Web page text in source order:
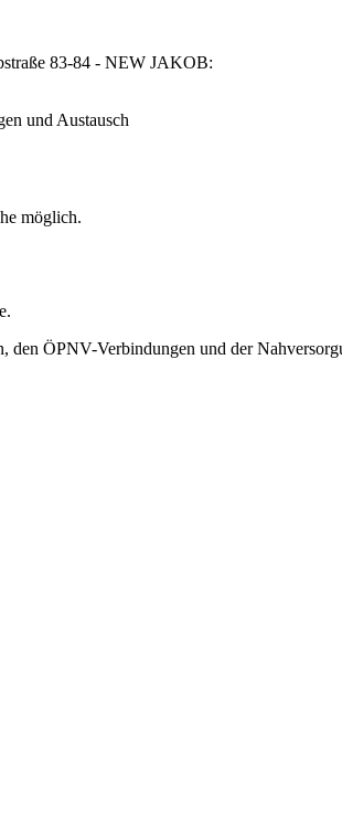
83-84 - NEW JAKOB:
und Austausch
möglich.
den ÖPNV-Verbindungen und der